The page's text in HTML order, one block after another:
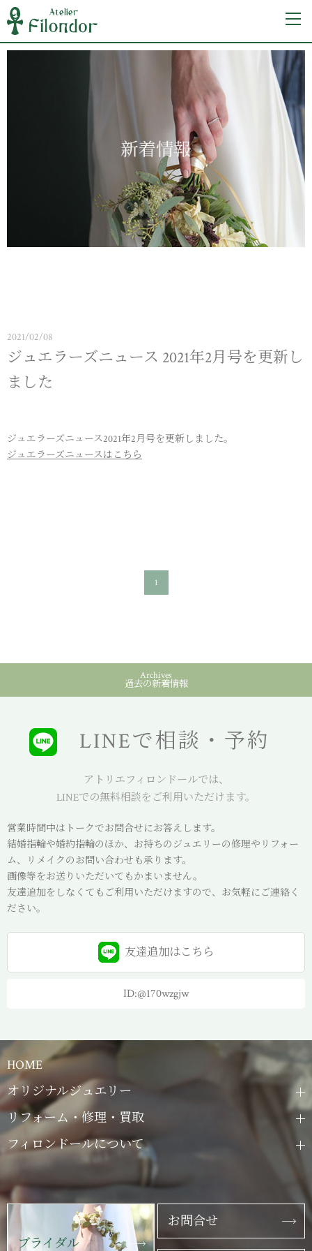
2021/02/08
ジュエラーズニュース 2021年2月号を更新し
ました
ジュエラーズニュース2021年2月号を更新しました。
ジュエラーズニュースはこちら
1
Archives
過去の新着情報
LINEで相談・予約
アトリエフィロンドールでは、
LINEでの無料相談をご利用いただけます。
営業時間中はトークでお問合せにお答えします。
結婚指輪や婚約指輪のほか、お持ちのジュエリーの修理やリフォー
ム、リメイクのお問い合わせも承ります。
画像等をお送りいただいてもかまいません。
友達追加をしなくてもご利用いただけますので、お気軽にご連絡く
ださい。
友達追加はこちら
ID:@170wzgjw
HOME
オリジナルジュエリー
リフォーム・修理・買取
フィロンドールについて
ブライダル
お問合せ